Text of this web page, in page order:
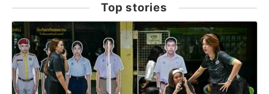
Top stories